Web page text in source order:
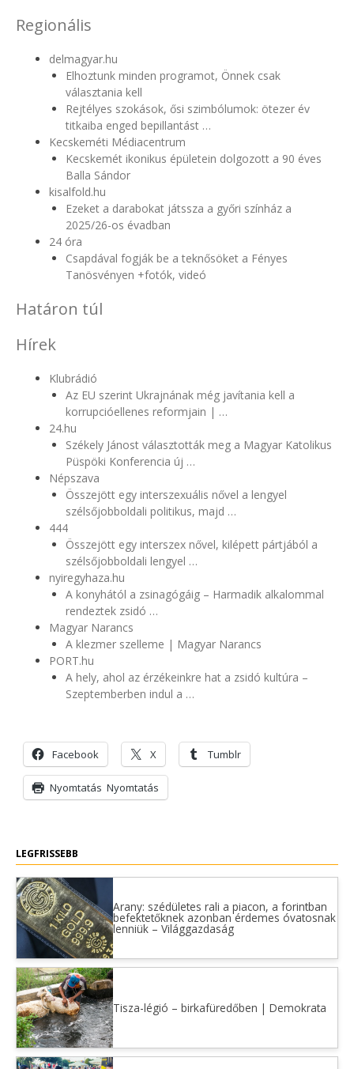
Regionális
delmagyar.hu
Elhoztunk minden programot, Önnek csak
választania kell
Rejtélyes szokások, ősi szimbólumok: ötezer év
titkaiba enged bepillantást …
Kecskeméti Médiacentrum
Kecskemét ikonikus épületein dolgozott a 90 éves
Balla Sándor
kisalfold.hu
Ezeket a darabokat játssza a győri színház a
2025/26-os évadban
24 óra
Csapdával fogják be a teknősöket a Fényes
Tanösvényen +fotók, videó
Határon túl
Hírek
Klubrádió
Az EU szerint Ukrajnának még javítania kell a
korrupcióellenes reformjain | …
24.hu
Székely Jánost választották meg a Magyar Katolikus
Püspöki Konferencia új …
Népszava
Összejött egy interszexuális nővel a lengyel
szélsőjobboldali politikus, majd …
444
Összejött egy interszex nővel, kilépett pártjából a
szélsőjobboldali lengyel …
nyiregyhaza.hu
A konyhától a zsinagógáig – Harmadik alkalommal
rendeztek zsidó …
Magyar Narancs
A klezmer szelleme | Magyar Narancs
PORT.hu
A hely, ahol az érzékeinkre hat a zsidó kultúra –
Szeptemberben indul a …
Facebook X Tumblr
Nyomtatás Nyomtatás
LEGFRISSEBB
Arany: szédületes rali a piacon, a forintban
befektetőknek azonban érdemes óvatosnak
lenniük – Világgazdaság
Tisza-légió – birkafüredőben | Demokrata